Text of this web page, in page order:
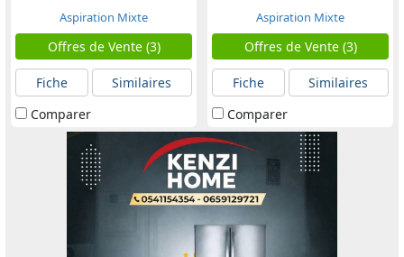
Aspiration Mixte
Offres de Vente (3)
Fiche
Similaires
Comparer
Aspiration Mixte
Offres de Vente (3)
Fiche
Similaires
Comparer